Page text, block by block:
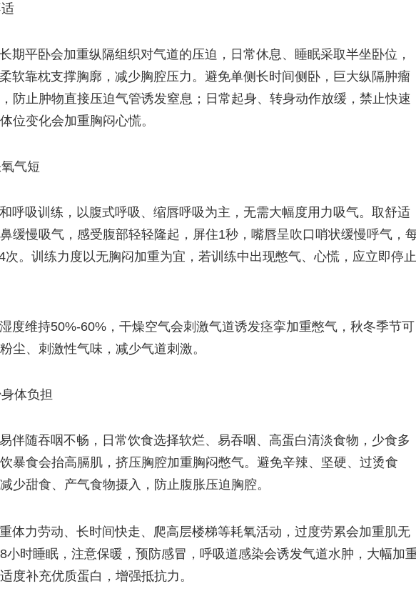
期平卧会加重纵隔组织对气道的压迫，日常休息、睡眠采取半坐卧位，
软靠枕支撑胸廓，减少胸腔压力。避免单侧长时间侧卧，巨大纵隔肿瘤
防止肿物直接压迫气管诱发窒息；日常起身、转身动作放缓，禁止快速
位变化会加重胸闷心慌。
气短
呼吸训练，以腹式呼吸、缩唇呼吸为主，无需大幅度用力吸气。取舒适
缓慢吸气，感受腹部轻轻隆起，屏住1秒，嘴唇呈吹口哨状缓慢呼气，
次。训练力度以无胸闷加重为宜，若训练中出现憋气、心慌，应立即停止
度维持50%-60%，干燥空气会刺激气道诱发痉挛加重憋气，秋冬季节可
尘、刺激性气味，减少气道刺激。
体负担
伴随吞咽不畅，日常饮食选择软烂、易吞咽、高蛋白清淡食物，少食多
暴食会抬高膈肌，挤压胸腔加重胸闷憋气。避免辛辣、坚硬、过烫食
少甜食、产气食物摄入，防止腹胀压迫胸腔。
体力劳动、长时间快走、爬高层楼梯等耗氧活动，过度劳累会加重肌无
小时睡眠，注意保暖，预防感冒，呼吸道感染会诱发气道水肿，大幅加
度补充优质蛋白，增强抵抗力。